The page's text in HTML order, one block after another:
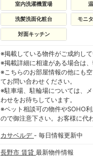
室内洗濯機置場
洗髪洗面化粧台 モニ
対面キッチン
※掲載している物件がご成約し
※掲載詳細に相違がある場合は
※こちらのお部屋情報の他にも
てお問い合わせください。
※駐車場、駐輪場については、
わせをお待ちしています。
※ペット相談可の物件やSOHO
ので御注意下さい。お客様に代
カサベルデ - 毎日情報更新中
長野市 賃貸 最新物件情報